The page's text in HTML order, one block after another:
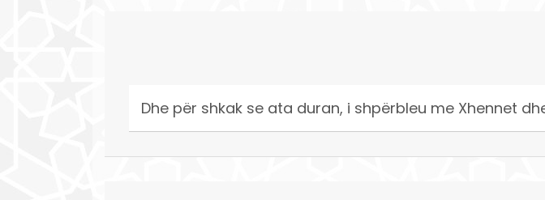
Dhe për shkak se ata duran, i shpërbleu me Xhennet